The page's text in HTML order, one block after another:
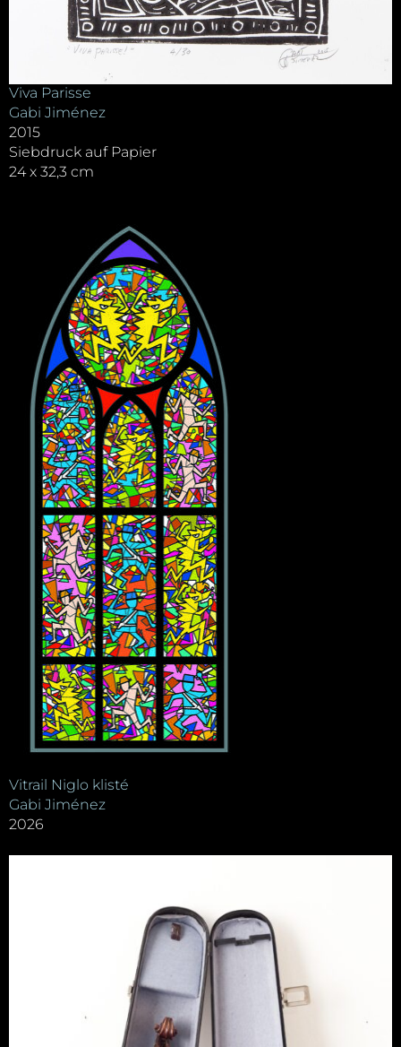
Viva Parisse
Gabi Jiménez
2015
Siebdruck auf Papier
24 x 32,3 cm
Vitrail Niglo klisté
Gabi Jiménez
2026